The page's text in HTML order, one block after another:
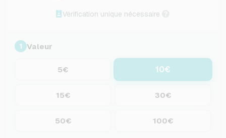
Vérification unique nécessaire
1 Valeur
5€ 10€
15€ 30€
50€ 100€